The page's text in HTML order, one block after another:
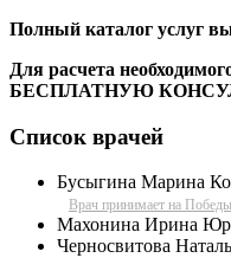
Полный каталог услуг
Для расчета
БЕСПЛАТНУЮ
Список врачей
Бусыгина Марина
Врач принимает на
Махонина Ирина
Черносвитова